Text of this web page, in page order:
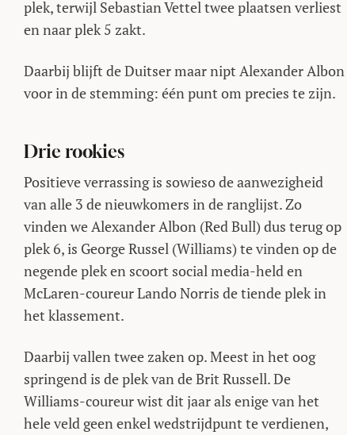
plek, terwijl Sebastian Vettel twee plaatsen verliest
en naar plek 5 zakt.
Daarbij blijft de Duitser maar nipt Alexander Albon
voor in de stemming: één punt om precies te zijn.
Drie rookies
Positieve verrassing is sowieso de aanwezigheid
van alle 3 de nieuwkomers in de ranglijst. Zo
vinden we Alexander Albon (Red Bull) dus terug op
plek 6, is George Russel (Williams) te vinden op de
negende plek en scoort social media-held en
McLaren-coureur Lando Norris de tiende plek in
het klassement.
Daarbij vallen twee zaken op. Meest in het oog
springend is de plek van de Brit Russell. De
Williams-coureur wist dit jaar als enige van het
hele veld geen enkel wedstrijdpunt te verdienen,